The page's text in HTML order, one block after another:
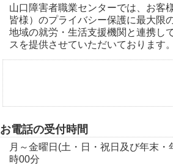
山口障害者職業センターでは、お客
皆様）のプライバシー保護に最大限
地域の就労・生活支援機関と連携し
スを提供させていただいております
お電話の受付時間
月～金曜日(土・日・祝日及び年末
時00分